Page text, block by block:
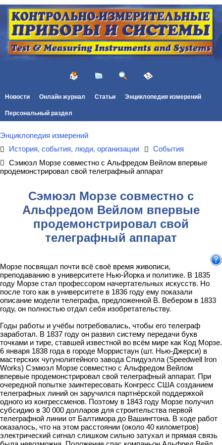
Новости Онлайн журнал Статьи Энциклопедия измерений
Персональный раздел
Энциклопедия измерений
История, события, люди, организации
События
Сэмюэл Морзе совместно с Альфредом Вейлом впервые
продемонстрировал свой телеграфный аппарат
Сэмюэл Морзе совместно с
Альфредом Вейлом впервые
продемонстрировал свой
телеграфный аппарат
Морзе посвящал почти всё своё время живописи,
преподаванию в университете Нью-Йорка и политике. В 1835
году Морзе стал профессором начертательных искусств. Но
после того как в университете в 1836 году ему показали
описание модели телеграфа, предложенной В. Вебером в 1833
году, он полностью отдал себя изобретательству.
Годы работы и учёбы потребовались, чтобы его телеграф
заработал. В 1837 году он развил систему передачи букв
точками и тире, ставшей известной во всём мире как Код Морзе.
6 января 1838 года в городе Морристаун (шт. Нью-Джерси) в
мастерских чугунолитейного завода Спидуэлла (Speedwell Iron
Works) Сэмюэл Морзе совместно с Альфредом Вейлом
впервые продемонстрировал свой телеграфный аппарат. При
очередной попытке заинтересовать Конгресс США созданием
телеграфных линий он заручился партнёрской поддержкой
одного из конгрессменов. Поэтому в 1843 году Морзе получил
субсидию в 30 000 долларов для строительства первой
телеграфной линии от Балтимора до Вашингтона. В ходе работ
оказалось, что на этом расстоянии (около 40 километров)
электрический сигнал слишком сильно затухал и прямая связь